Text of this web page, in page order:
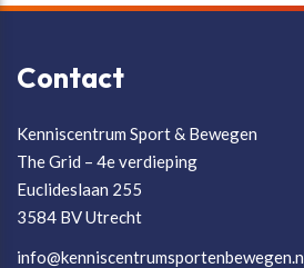
Contact
Kenniscentrum Sport & Bewegen
The Grid – 4e verdieping
Euclideslaan 255
3584 BV Utrecht